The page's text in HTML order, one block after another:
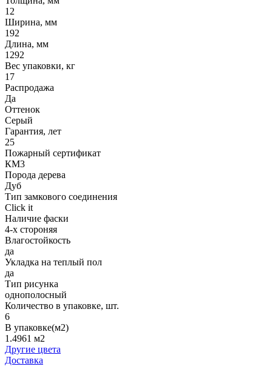
12
Ширина, мм
192
Длина, мм
1292
Вес упаковки, кг
17
Распродажа
Да
Оттенок
Серый
Гарантия, лет
25
Пожарный сертификат
КМ3
Порода дерева
Дуб
Тип замкового соединения
Click it
Наличие фаски
4-х стороняя
Влагостойкость
да
Укладка на теплый пол
да
Тип рисунка
однополосный
Количество в упаковке, шт.
6
В упаковке(м2)
1.4961 м2
Другие цвета
Доставка